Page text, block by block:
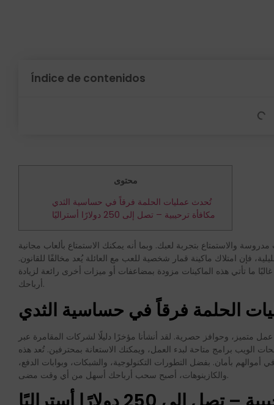
Índice de contenidos
محتوى
تُحدث عمليات الحلمة فرقاً في حساسية الثدي
مكافأة ترحيبية – تصل إلى 250 دولارًا أستراليًا
والاستمتاع بتجربة لعبك. وبما أنه يمكنك الاستمتاع بألعاب مجانية
فإن امتلاك ماكينة قمار شخصية للعب مع العائلة يُعد مخالفًا للقانون.
غالبًا ما تأتي هذه الماكينات مزودة بمضاعفات أو ميزات أخرى رائعة لزيادة
أرباحك.
الحلمة فرقاً في حساسية الثدي
متميز، وحوافز حصرية. لقد أنشأنا مؤخرًا دليلًا لشركات المقامرة عبر
الويب برامج متاحة لبدء العمل، ويمكنك الاستعانة بمحترفين. تُعد هذه
في أموالهم بأمان. بفضل التطورات التكنولوجية، والشبكات، وبوابات الدفع،
والكازينوهات، أصبح سحب أرباحك أسهل من أي وقت مضى.